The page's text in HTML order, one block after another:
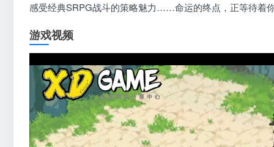
感受经典SRPG战斗的策略魅力……命运的终点，正等待着
游戏视频